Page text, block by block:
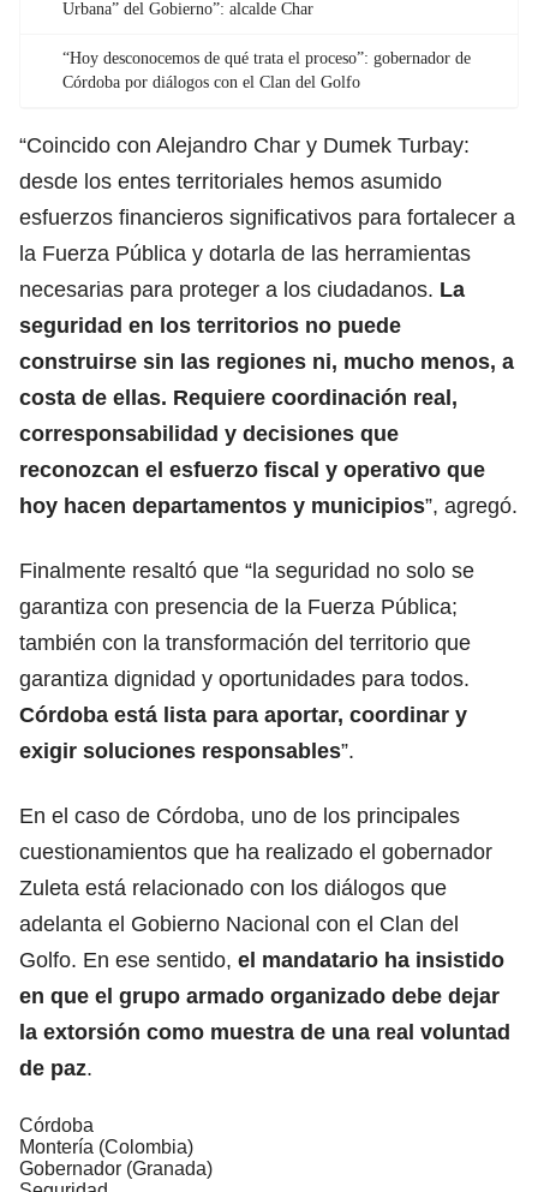
Urbana” del Gobierno”: alcalde Char
“Hoy desconocemos de qué trata el proceso”: gobernador de
Córdoba por diálogos con el Clan del Golfo
“Coincido con Alejandro Char y Dumek Turbay:
desde los entes territoriales hemos asumido
esfuerzos financieros significativos para fortalecer a
la Fuerza Pública y dotarla de las herramientas
necesarias para proteger a los ciudadanos. La
seguridad en los territorios no puede
construirse sin las regiones ni, mucho menos, a
costa de ellas. Requiere coordinación real,
corresponsabilidad y decisiones que
reconozcan el esfuerzo fiscal y operativo que
hoy hacen departamentos y municipios”, agregó.
Finalmente resaltó que “la seguridad no solo se
garantiza con presencia de la Fuerza Pública;
también con la transformación del territorio que
garantiza dignidad y oportunidades para todos.
Córdoba está lista para aportar, coordinar y
exigir soluciones responsables”.
En el caso de Córdoba, uno de los principales
cuestionamientos que ha realizado el gobernador
Zuleta está relacionado con los diálogos que
adelanta el Gobierno Nacional con el Clan del
Golfo. En ese sentido, el mandatario ha insistido
en que el grupo armado organizado debe dejar
la extorsión como muestra de una real voluntad
de paz.
Córdoba
Montería (Colombia)
Gobernador (Granada)